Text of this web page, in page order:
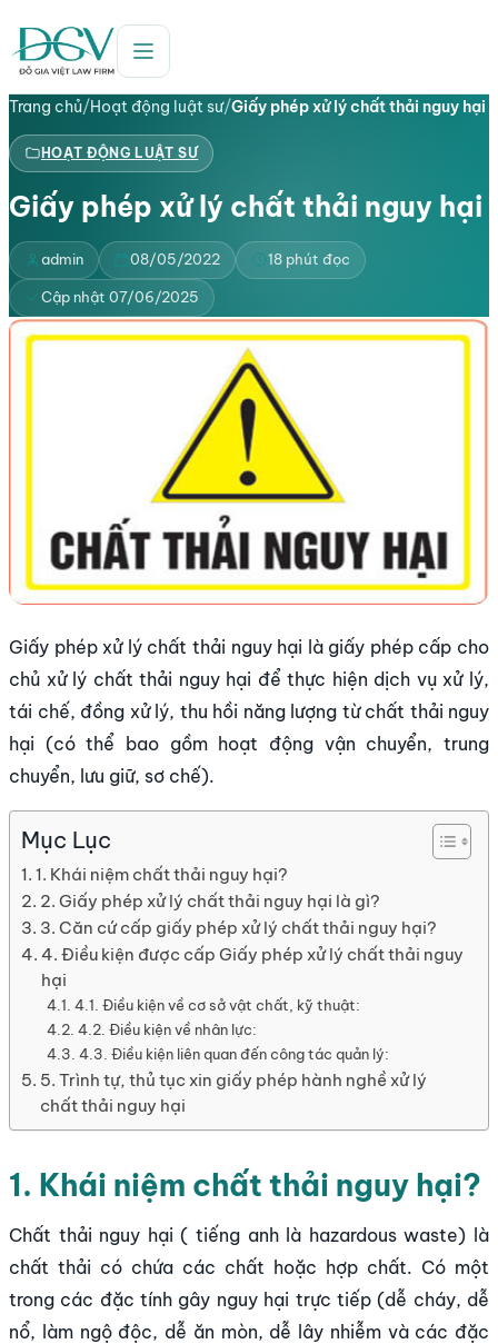
Trang chủ/Hoạt động luật sư/Giấy phép xử lý chất thải nguy hại
HOẠT ĐỘNG LUẬT SƯ
Giấy phép xử lý chất thải nguy hại
admin 08/05/2022 18 phút đọc
Cập nhật 07/06/2025
Giấy phép xử lý chất thải nguy hại là giấy phép cấp cho
chủ xử lý chất thải nguy hại để thực hiện dịch vụ xử lý,
tái chế, đồng xử lý, thu hồi năng lượng từ chất thải nguy
hại (có thể bao gồm hoạt động vận chuyển, trung
chuyển, lưu giữ, sơ chế).
Mục Lục
1. Khái niệm chất thải nguy hại?
2. Giấy phép xử lý chất thải nguy hại là gì?
3. Căn cứ cấp giấy phép xử lý chất thải nguy hại?
4. Điều kiện được cấp Giấy phép xử lý chất thải nguy
hại
4.1. Điều kiện về cơ sở vật chất, kỹ thuật:
4.2. Điều kiện về nhân lực:
4.3. Điều kiện liên quan đến công tác quản lý:
5. Trình tự, thủ tục xin giấy phép hành nghề xử lý
chất thải nguy hại
1. Khái niệm chất thải nguy hại?
Chất thải nguy hại ( tiếng anh là hazardous waste) là
chất thải có chứa các chất hoặc hợp chất. Có một
trong các đặc tính gây nguy hại trực tiếp (dễ cháy, dễ
nổ, làm ngộ độc, dễ ăn mòn, dễ lây nhiễm và các đặc